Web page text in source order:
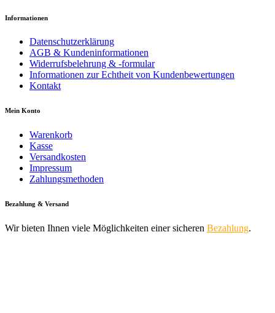
Informationen
Datenschutzerklärung
AGB & Kundeninformationen
Widerrufsbelehrung & -formular
Informationen zur Echtheit von Kundenbewertungen
Kontakt
Mein Konto
Warenkorb
Kasse
Versandkosten
Impressum
Zahlungsmethoden
Bezahlung & Versand
Wir bieten Ihnen viele Möglichkeiten einer sicheren Bezahlung.